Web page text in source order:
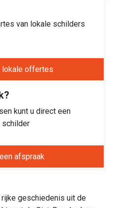
van lokale schilders
lokale offertes
kunt u direct een
schilder
afspraak
geschiedenis uit de